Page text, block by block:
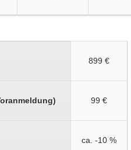
899 €
99 €
ca. -10 %